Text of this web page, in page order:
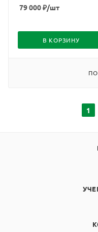
79 000₽/шт
В КОРЗИНУ
1